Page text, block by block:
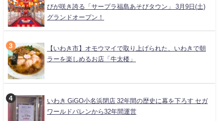
びが咲き誇る「サープラ福島あそびタウン」 3月9日(土)
グランドオープン！
【いわき市】オモウマイで取り上げられた、いわきで朝
ラーを楽しめるお店「牛太楼」
いわき GiGO小名浜閉店 32年間の歴史に幕を下ろす セガ
ワールドバレンから32年間運営